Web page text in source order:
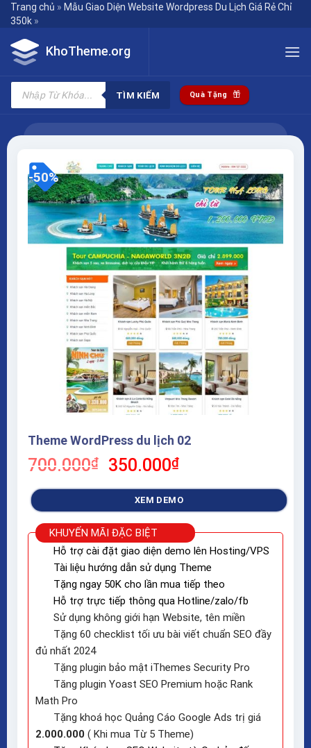
Skip
content
Trang chủ » Mẫu Giao Diện Website Wordpress Du Lịch Giá Rẻ Chỉ
350k »
KhoTheme.org
Tìm
kiếm
phẩm
TÌM KIẾM Quà Tặng
-50%
Theme WordPress du lịch 02
700.000₫
Giá
700.000₫.
350.000₫Giá
tại
là:
350.000₫.
XEM DEMO
KHUYẾN MÃI ĐẶC BIỆT
Hỗ trợ cài đặt giao diện demo lên Hosting/VPS
Tài liệu hướng dẫn sử dụng Theme
Tặng ngay 50K cho lần mua tiếp theo
Hỗ trợ trực tiếp thông qua Hotline/zalo/fb
Sử dụng không giới hạn Website, tên miền
Tặng 60 checklist tối ưu bài viết chuẩn SEO đầy
đủ nhất 2024
Tặng plugin bảo mật iThemes Security Pro
Tăng plugin Yoast SEO Premium hoặc Rank
Math Pro
Tặng khoá học Quảng Cáo Google Ads trị giá
2.000.000 ( Khi mua Từ 5 Theme)